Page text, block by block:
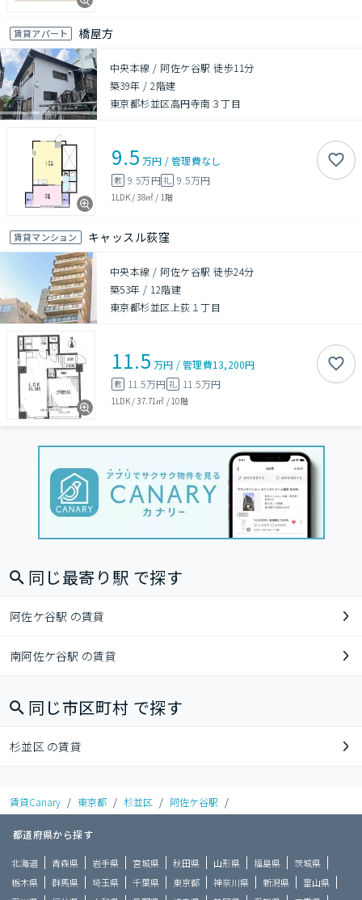
賃貸アパート 橋屋方
中央本線 / 阿佐ケ谷駅 徒歩11分
築39年 /2階建
東京都杉並区高円寺南３丁目
9.5 万円 /管理費なし
敷 9.5万円礼 9.5万円
1LDK/38㎡ / 1階
賃貸マンション キャッスル荻窪
中央本線 / 阿佐ケ谷駅 徒歩24分
築53年 / 12階建
東京都杉並区上荻１丁目
11.5 万円 /管理費13,200円
敷 11.5万円 礼 11.5万円
1LDK/37.71㎡ / 10階
同じ最寄り駅 で探す
阿佐ケ谷駅 の賃貸
南阿佐ケ谷駅 の賃貸
同じ市区町村 で探す
杉並区 の賃貸
賃貸Canary / 東京都 / 杉並区 / 阿佐ケ谷駅 /
都道府県から探す
北海道 青森県 岩手県 宮城県 秋田県 山形県 福島県
茨城県
栃木県
群馬県 埼玉県 千葉県 東京都 神奈川県 新潟県
富山県